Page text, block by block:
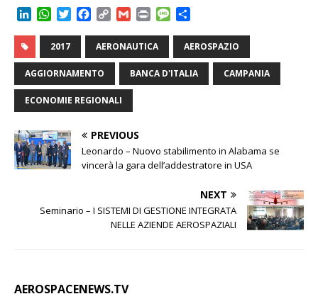
k
e
d
I
n
W
a
t
s
A
p
p
T
t
t
e
r
e
b
o
o
k
p
y
i
n
k
G
a
i
l
i
n
t
M
s
a
g
n
d
i
v
2017 AERONAUTICA AEROSPAZIO
AGGIORNAMENTO BANCA D'ITALIA CAMPANIA
ECONOMIE REGIONALI
PREVIOUS
Leonardo – Nuovo stabilimento in Alabama se
vincerà la gara dell’addestratore in USA
NEXT
Seminario – I SISTEMI DI GESTIONE INTEGRATA
NELLE AZIENDE AEROSPAZIALI
AEROSPACENEWS.TV